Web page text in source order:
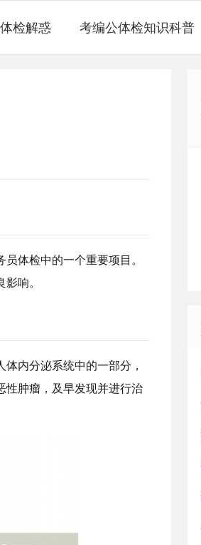
检解惑 考编公体检知识科普
体检中的一个重要项目。
响。
内分泌系统中的一部分，
性肿瘤，及早发现并进行治